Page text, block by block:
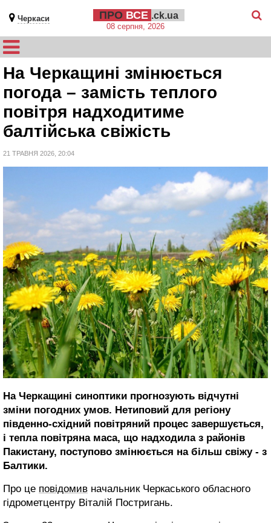
Черкаси ПРО ВСЕ .ck.ua
08 серпня, 2026
На Черкащині змінюється
погода – замість теплого
повітря надходитиме
балтійська свіжість
21 ТРАВНЯ 2026, 20:04
На Черкащині синоптики прогнозують відчутні
зміни погодних умов. Нетиповий для регіону
південно-східний повітряний процес завершується,
і тепла повітряна маса, що надходила з районів
Пакистану, поступово змінюється на більш свіжу - з
Балтики.
Про це повідомив начальник Черкаського обласного
гідрометцентру Віталій Постригань.